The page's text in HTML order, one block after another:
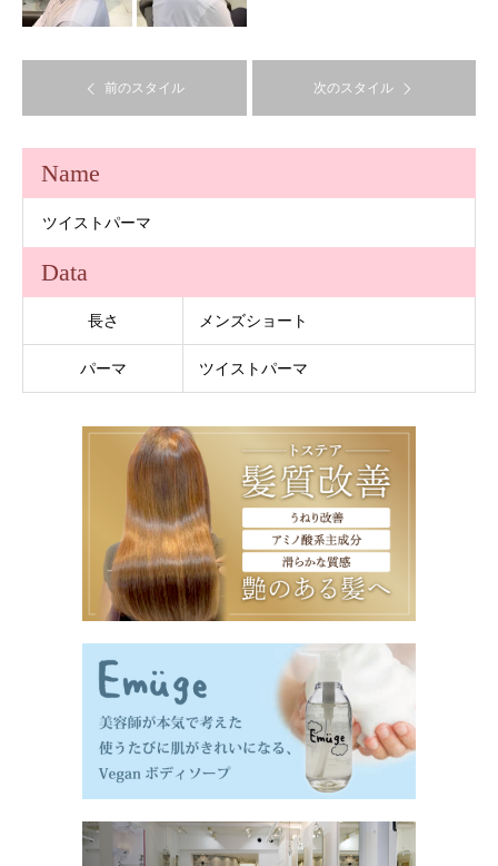
前のスタイル 次のスタイル
Name
ツイストパーマ
Data
長さ メンズショート
パーマ ツイストパーマ